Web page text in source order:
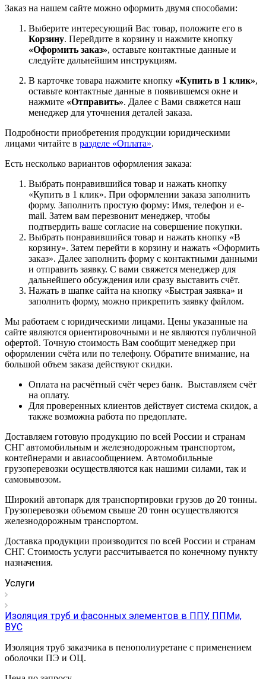
Заказ на нашем сайте можно оформить двумя способами:
Выберите интересующий Вас товар, положите его в
Корзину. Перейдите в корзину и нажмите кнопку
«Оформить заказ», оставьте контактные данные и
следуйте дальнейшим инструкциям.
В карточке товара нажмите кнопку «Купить в 1 клик»,
оставьте контактные данные в появившемся окне и
нажмите «Отправить». Далее с Вами свяжется наш
менеджер для уточнения деталей заказа.
Подробности приобретения продукции юридическими
лицами читайте в разделе «Оплата».
Есть несколько вариантов оформления заказа:
Выбрать понравившийся товар и нажать кнопку
«Купить в 1 клик». При оформлении заказа заполнить
форму. Заполнить простую форму: Имя, телефон и e-
mail. Затем вам перезвонит менеджер, чтобы
подтвердить ваше согласие на совершение покупки.
Выбрать понравившийся товар и нажать кнопку «В
корзину». Затем перейти в корзину и нажать «Оформить
заказ». Далее заполнить форму с контактными данными
и отправить заявку. С вами свяжется менеджер для
дальнейшего обсуждения или сразу выставить счёт.
Нажать в шапке сайта на кнопку «Быстрая заявка» и
заполнить форму, можно прикрепить заявку файлом.
Мы работаем с юридическими лицами. Цены указанные на
сайте являются ориентировочными и не являются публичной
офертой. Точную стоимость Вам сообщит менеджер при
оформлении счёта или по телефону. Обратите внимание, на
большой объем заказа действуют скидки.
Оплата на расчётный счёт через банк. Выставляем счёт
на оплату.
Для проверенных клиентов действует система скидок, а
также возможна работа по предоплате.
Доставляем готовую продукцию по всей России и странам
СНГ автомобильным и железнодорожным транспортом,
контейнерами и авиасообщением. Автомобильные
грузоперевозки осуществляются как нашими силами, так и
самовывозом.
Широкий автопарк для транспортировки грузов до 20 тонны.
Грузоперевозки объемом свыше 20 тонн осуществляются
железнодорожным транспортом.
Доставка продукции производится по всей России и странам
СНГ. Стоимость услуги рассчитывается по конечному пункту
назначения.
Услуги
Изоляция труб и фасонных элементов в ППУ, ППМи,
ВУС
Изоляция труб заказчика в пенополиуретане с применением
оболочки ПЭ и ОЦ.